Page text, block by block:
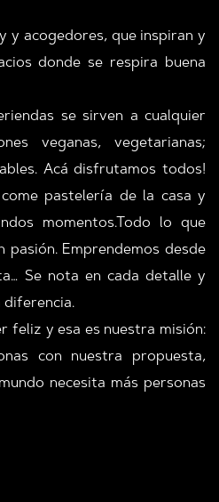
y acogedores, que inspiran y
donde se respira buena
se sirven a cualquier
veganas, vegetarianas;
Acá disfrutamos todos!
pastelería de la casa y
momentos.Todo lo que
pasión. Emprendemos desde
Se nota en cada detalle y
diferencia.
feliz y esa es nuestra misión:
con nuestra propuesta,
necesita más personas